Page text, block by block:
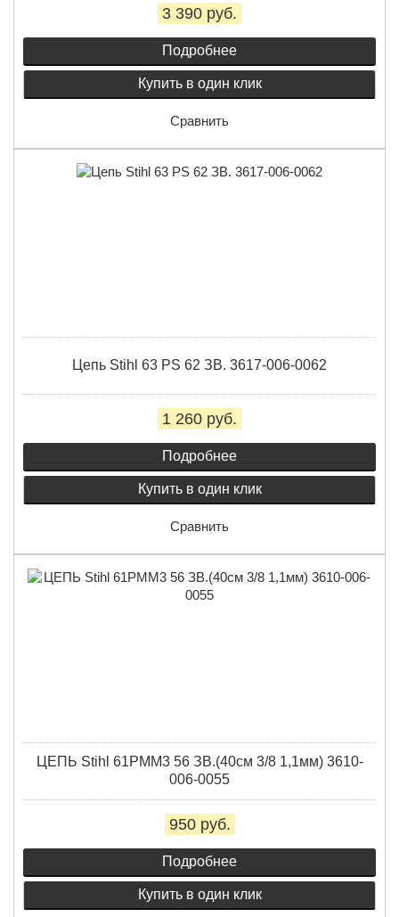
3 390 руб.
Подробнее
Купить в один клик
Сравнить
Цепь Stihl 63 PS 62 ЗВ. 3617-006-0062
1 260 руб.
Подробнее
Купить в один клик
Сравнить
ЦЕПЬ Stihl 61PMM3 56 ЗВ.(40см 3/8 1,1мм) 3610-
006-0055
950 руб.
Подробнее
Купить в один клик